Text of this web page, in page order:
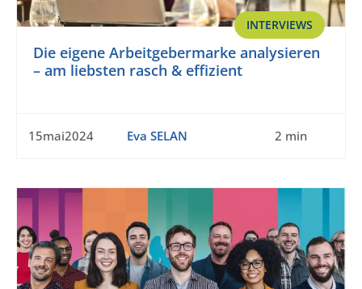
INTERVIEWS
Die eigene Arbeitgebermarke analysieren
– am liebsten rasch & effizient
15mai2024 Eva SELAN 2 min